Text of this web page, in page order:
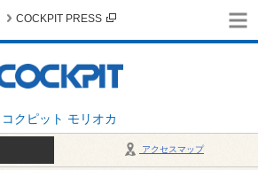
コクピット モリオカ
COCKPIT PRESS
アクセスマップ